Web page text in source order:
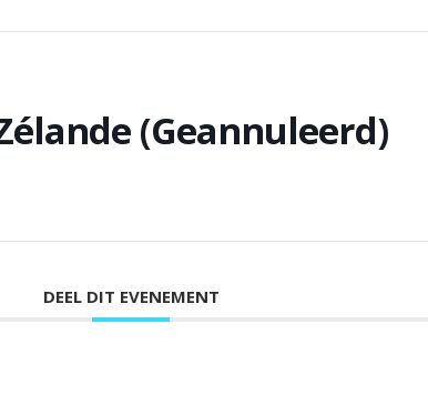
(Geannuleerd)
DEEL DIT EVENEMENT